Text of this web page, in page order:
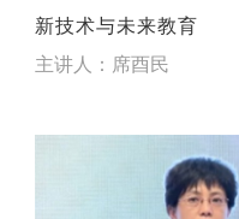
新技术与未来教育
主讲人：席酉民